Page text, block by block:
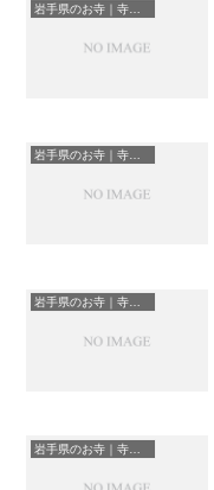
岩手県のお寺｜寺院一覧
岩手県のお寺｜寺院一覧
岩手県のお寺｜寺院一覧
岩手県のお寺｜寺院一覧